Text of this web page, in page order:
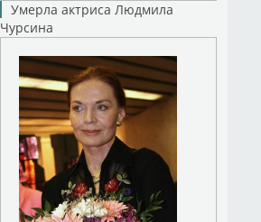
Умерла актриса Людмила
Чурсина